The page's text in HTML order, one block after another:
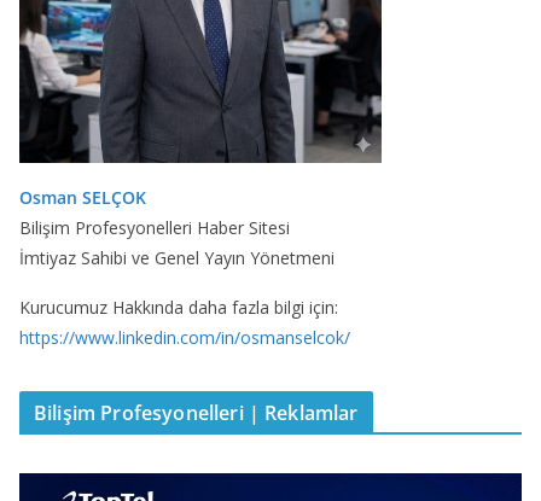
Osman SELÇOK
Bilişim Profesyonelleri Haber Sitesi
İmtiyaz Sahibi ve Genel Yayın Yönetmeni
Kurucumuz Hakkında daha fazla bilgi için:
https://www.linkedin.com/in/osmanselcok/
Bilişim Profesyonelleri | Reklamlar